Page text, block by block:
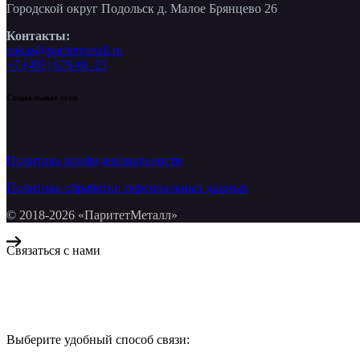
Городской округ Подольск д. Малое Брянцево 26
Контакты:
zakaz@paritetmetall.ru
+7 (499) 678-01-23
Социальные сети
Политика конфиденциальности
Политика обработки персональных данных
© 2018-2026 «ПаритетМеталл»
Связаться с нами
Выберите удобный способ связи: